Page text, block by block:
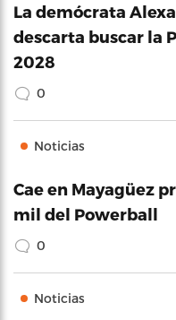
La demócrata
descarta buscar la
2028
0
Noticias
Cae en Mayagüez
mil del Powerball
0
Noticias